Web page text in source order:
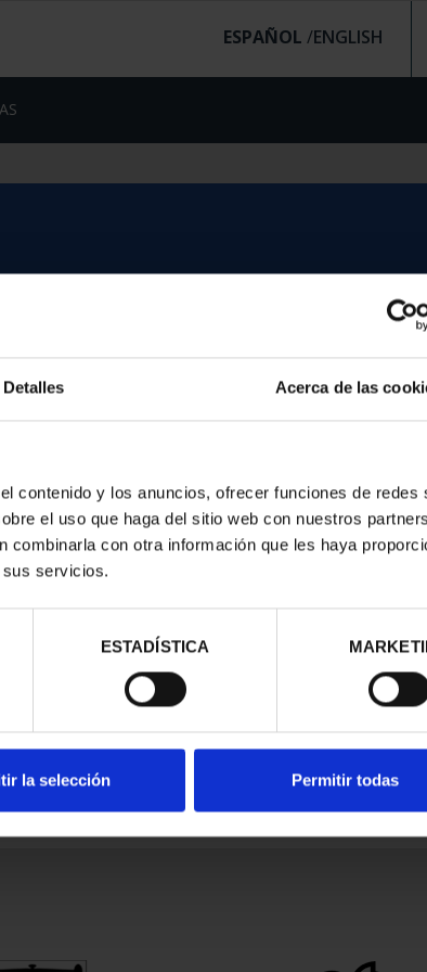
Detalles Acerca de las
contenido y los anuncios, ofrecer funciones de redes
el uso que haga del sitio web con nuestros
con otra información que les haya
servicios.
ESTADÍSTICA
la selección Permitir todas
ESPAÑOL /